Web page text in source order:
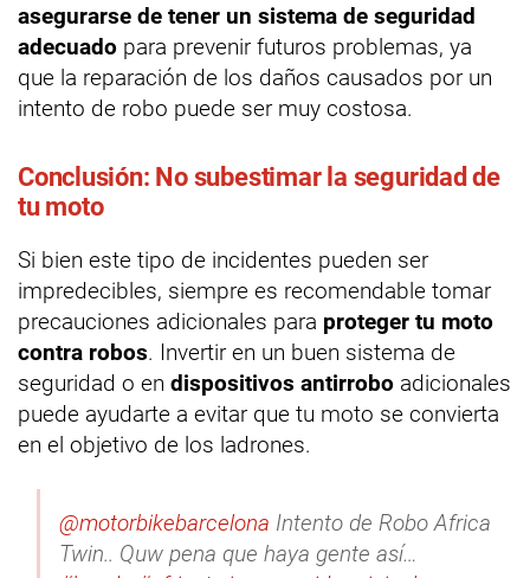
asegurarse de tener un sistema de seguridad
adecuado para prevenir futuros problemas, ya
que la reparación de los daños causados por un
intento de robo puede ser muy costosa.
Conclusión: No subestimar la seguridad de
tu moto
Si bien este tipo de incidentes pueden ser
impredecibles, siempre es recomendable tomar
precauciones adicionales para proteger tu moto
contra robos. Invertir en un buen sistema de
seguridad o en dispositivos antirrobo adicionales
puede ayudarte a evitar que tu moto se convierta
en el objetivo de los ladrones.
@motorbikebarcelona Intento de Robo Africa
Twin.. Quw pena que haya gente así…